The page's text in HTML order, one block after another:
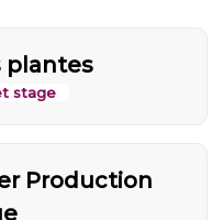
plantes
stage
Production